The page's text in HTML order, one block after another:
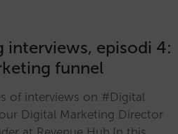
episodi 4:
funnel
of interviews on #Digital
Digital Marketing Director